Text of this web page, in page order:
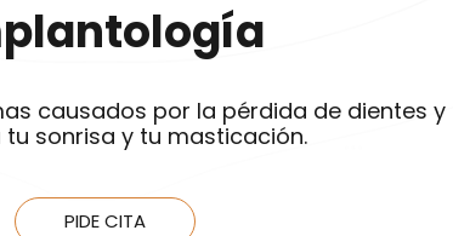
causados por la pérdida de dientes y
tu sonrisa y tu masticación.
PIDE CITA